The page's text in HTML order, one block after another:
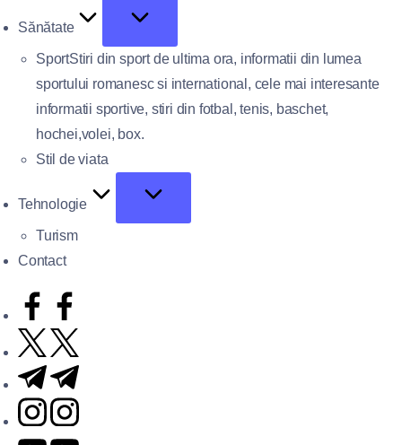
Sănătate
SportStiri din sport de ultima ora, informatii din lumea
sportului romanesc si international, cele mai interesante
informatii sportive, stiri din fotbal, tenis, baschet,
hochei,volei, box.
Stil de viata
Tehnologie
Turism
Contact